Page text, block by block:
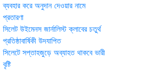
ব্যবহার করে অনুদান দেওয়ার নামে
প্রতারণা
সিলেট উইমেনস জার্নালিস্ট ক্লাবের চতুর্থ
প্রতিষ্ঠাবার্ষিকী উদযাপিত
সিলেটে সপ্তাহজুড়ে অব্যাহত থাকবে ভারী
বৃষ্টি